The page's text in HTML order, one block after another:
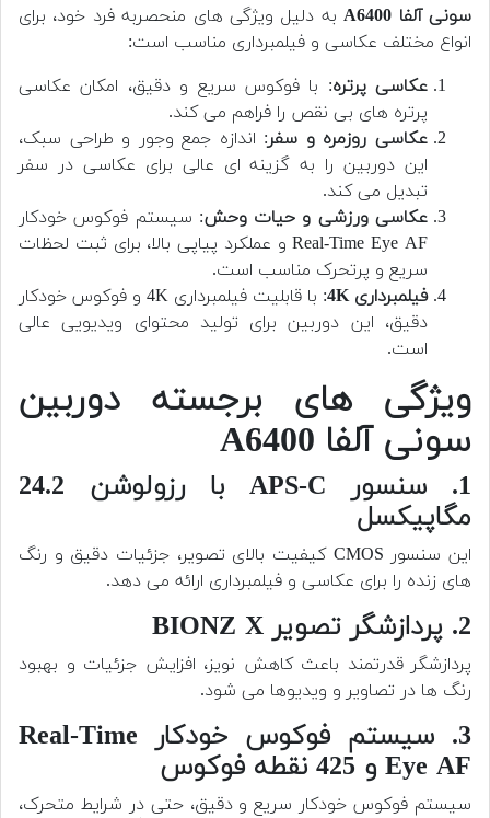
سونی آلفا A6400
به دلیل ویژگی های منحصربه فرد خود، برای
انواع مختلف عکاسی و فیلمبرداری مناسب است:
عکاسی پرتره: با فوکوس سریع و دقیق، امکان عکاسی
پرتره های بی نقص را فراهم می کند.
عکاسی روزمره و سفر: اندازه جمع وجور و طراحی سبک،
این دوربین را به گزینه ای عالی برای عکاسی در سفر
تبدیل می کند.
عکاسی ورزشی و حیات وحش: سیستم فوکوس خودکار
Real-Time Eye AF و عملکرد پیاپی بالا، برای ثبت لحظات
سریع و پرتحرک مناسب است.
فیلمبرداری 4K
: با قابلیت فیلمبرداری 4K و فوکوس خودکار
دقیق، این دوربین برای تولید محتوای ویدیویی عالی
است.
ویژگی های برجسته دوربین
سونی آلفا A6400
1. سنسور APS-C با رزولوشن 24.2
مگاپیکسل
این سنسور CMOS کیفیت بالای تصویر، جزئیات دقیق و رنگ
های زنده را برای عکاسی و فیلمبرداری ارائه می دهد.
2. پردازشگر تصویر BIONZ X
پردازشگر قدرتمند باعث کاهش نویز، افزایش جزئیات و بهبود
رنگ ها در تصاویر و ویدیوها می شود.
3. سیستم فوکوس خودکار Real-Time
Eye AF و 425 نقطه فوکوس
سیستم فوکوس خودکار سریع و دقیق، حتی در شرایط متحرک،